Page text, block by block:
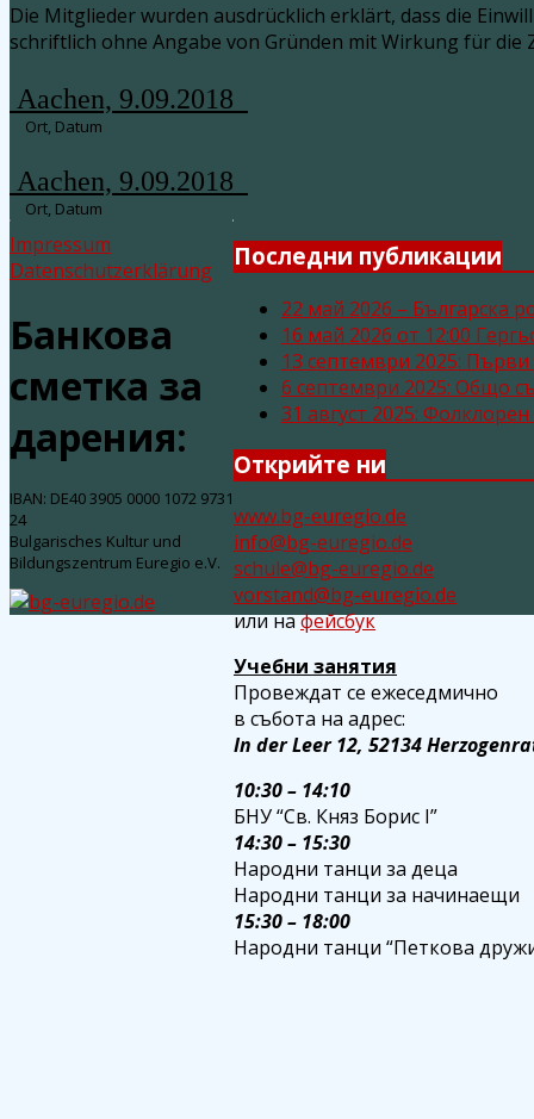
Die Mitglieder wurden ausdrücklich erklärt, dass die
schriftlich ohne Angabe von Gründen mit Wirkung für
Aachen, 9.09.2018
Ort, Datum
Aachen, 9.09.2018
Ort, Datum
Последни публикации
22 май 2026 – Българска
16 май 2026 от 12:00
13 септември 2025: Първи
6 септември 2025: Общо
31 август 2025:
Открийте ни
www.bg-euregio.de
info@bg-euregio.de
schule@bg-euregio.de
vorstand@bg-euregio.de
или нафейсбук
Учебни занятия
Провеждат се ежеседмично
в събота на адрес:
In der Leer 12, 52134
10:30 – 14:10
БНУ “Св. Княз Борис I”
14:30 – 15:30
Народни танци за деца
Народни танци за начинаещи
15:30 – 18:00
Народни танци “Петкова
Impressum
Datenschutzerklärung
Банкова
сметка за
дарения:
IBAN: DE40 3905 0000 1072 9731
24
Bulgarisches Kultur und
Bildungszentrum Euregio e.V.